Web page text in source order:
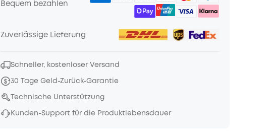
Bequem bezahlen
Zuverlässige Lieferung
Schneller, kostenloser Versand
30 Tage Geld-Zurück-Garantie
Technische Unterstützung
Kunden-Support für die Produktlebensdauer